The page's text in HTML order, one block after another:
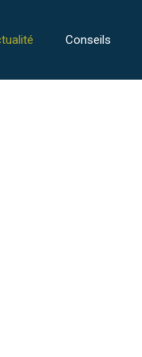
Conseils